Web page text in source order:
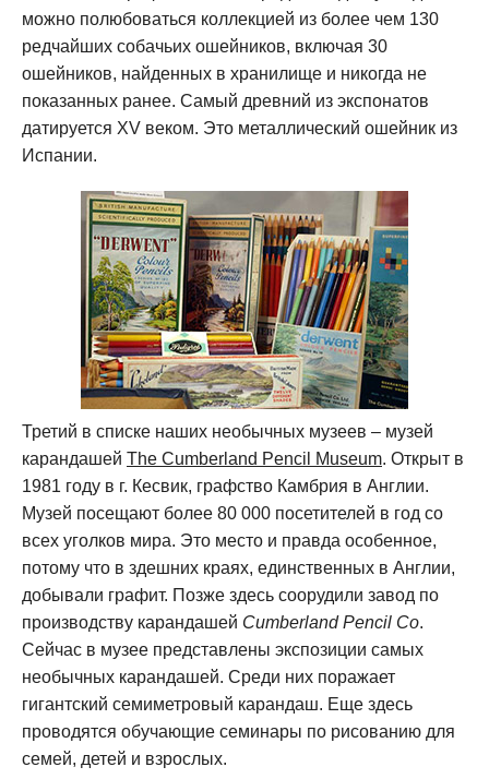
можно полюбоваться коллекцией из более чем 130
редчайших собачьих ошейников, включая 30
ошейников, найденных в хранилище и никогда не
показанных ранее. Самый древний из экспонатов
датируется XV веком. Это металлический ошейник из
Испании.
Третий в списке наших необычных музеев – музей
карандашей The Cumberland Pencil Museum. Открыт в
1981 году в г. Кесвик, графство Камбрия в Англии.
Музей посещают более 80 000 посетителей в год со
всех уголков мира. Это место и правда особенное,
потому что в здешних краях, единственных в Англии,
добывали графит. Позже здесь соорудили завод по
производству карандашей Cumberland Pencil Co.
Сейчас в музее представлены экспозиции самых
необычных карандашей. Среди них поражает
гигантский семиметровый карандаш. Еще здесь
проводятся обучающие семинары по рисованию для
семей, детей и взрослых.